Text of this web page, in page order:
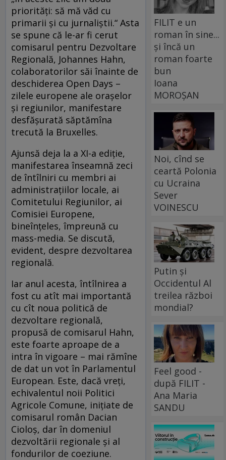
priorităţi: să mă văd cu
primarii şi cu jurnaliştii.“ Asta
se spune că le-ar fi cerut
comisarul pentru Dezvoltare
Regională, Johannes Hahn,
colaboratorilor săi înainte de
deschiderea Open Days –
zilele europene ale oraşelor
şi regiunilor, manifestare
desfăşurată săptămîna
trecută la Bruxelles.
Ajunsă deja la a XI-a ediţie,
manifestarea înseamnă zeci
de întîlniri cu membri ai
administraţiilor locale, ai
Comitetului Regiunilor, ai
Comisiei Europene,
bineînţeles, împreună cu
mass-media. Se discută,
evident, despre dezvoltarea
regională.
Iar anul acesta, întîlnirea a
fost cu atît mai importantă
cu cît noua politică de
dezvoltare regională,
propusă de comisarul Hahn,
este foarte aproape de a
intra în vigoare – mai rămîne
de dat un vot în Parlamentul
European. Este, dacă vreţi,
echivalentul noii Politici
Agricole Comune, iniţiate de
comisarul român Dacian
Cioloş, dar în domeniul
dezvoltării regionale şi al
fondurilor de coeziune.
FILIT e un
roman în sine...
și încă un
roman foarte
bun
Ioana
MOROȘAN
Noi, cînd se
ceartă Polonia
cu Ucraina
Sever
VOINESCU
Putin și
Occidentul Al
treilea război
mondial?
Feel good -
după FILIT -
Ana Maria
SANDU